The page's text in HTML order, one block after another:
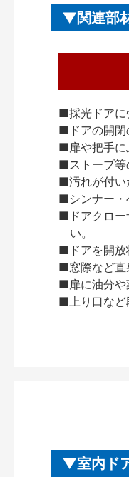
関連部
■採光ドアに
■ドアの開閉
■扉や把手に
■ストーブ等
■汚れが付い
■シンナー・
■ドアクロー
い。
■ドアを開放
■窓際など直
■扉に油分や
■上り口など
室内ド